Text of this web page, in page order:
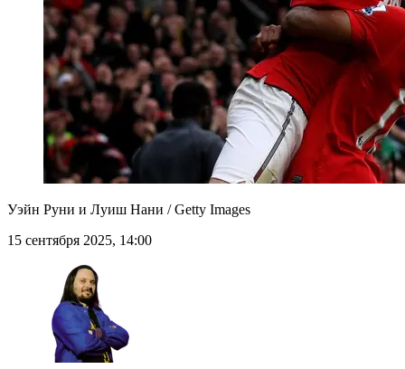
Уэйн Руни и Луиш Нани / Getty Images
15 сентября 2025, 14:00